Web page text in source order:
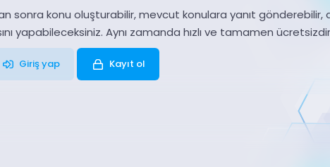
sonra konu oluşturabilir, mevcut konulara yanıt gönderebilir,
yapabileceksiniz. Aynı zamanda hızlı ve tamamen
Giriş yap Kayıt ol